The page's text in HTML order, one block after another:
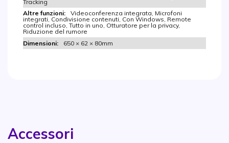
Tracking
Videoconferenza integrata, Microfoni
integrati, Condivisione contenuti, Con Windows, Remote
control incluso, Tutto in uno, Otturatore per la privacy,
Riduzione del rumore
650 × 62 × 80mm
Accessori